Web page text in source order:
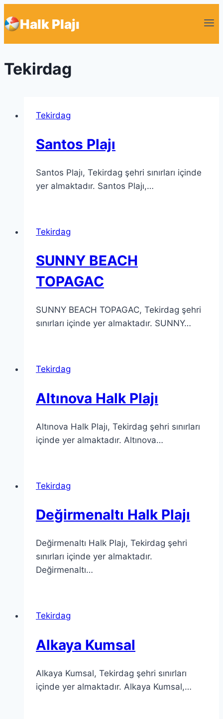
to
Halk Plajı
Tekirdag
Tekirdag
Santos Plajı
Santos Plajı, Tekirdag şehri sınırları içinde
yer almaktadır. Santos Plajı,…
Tekirdag
SUNNY BEACH
TOPAGAC
SUNNY BEACH TOPAGAC, Tekirdag şehri
sınırları içinde yer almaktadır. SUNNY…
Tekirdag
Altınova Halk Plajı
Altınova Halk Plajı, Tekirdag şehri sınırları
içinde yer almaktadır. Altınova…
Tekirdag
Değirmenaltı Halk Plajı
Değirmenaltı Halk Plajı, Tekirdag şehri
sınırları içinde yer almaktadır.
Değirmenaltı…
Tekirdag
Alkaya Kumsal
Alkaya Kumsal, Tekirdag şehri sınırları
içinde yer almaktadır. Alkaya Kumsal,…